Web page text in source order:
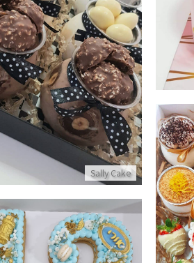
Sally Cake
מארז קינוחי כוסות
פרטים נוספים